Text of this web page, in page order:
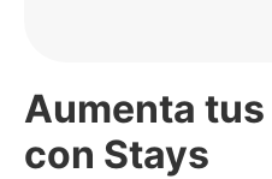
Aumenta
con Stays